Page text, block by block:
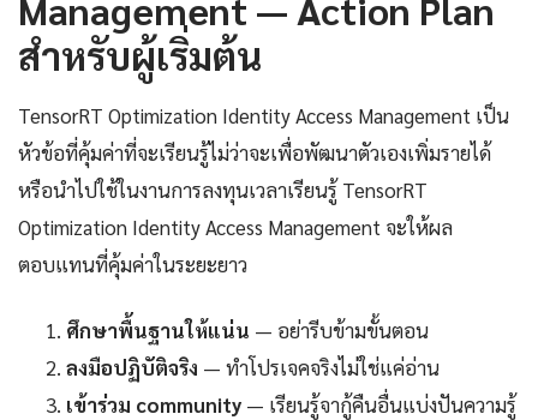
สำหรับผู้เริ่มต้น
TensorRT Optimization Identity Access Management เป็น
หัวข้อที่คุ้มค่าที่จะเรียนรู้ไม่ว่าจะเพื่อพัฒนาตัวเองเพิ่มรายได้
หรือนำไปใช้ในงานการลงทุนเวลาเรียนรู้ TensorRT
Optimization Identity Access Management จะให้ผล
ตอบแทนที่คุ้มค่าในระยะยาว
ศึกษาพื้นฐานให้แน่น — อย่ารีบข้ามขั้นตอน
ลงมือปฏิบัติจริง — ทำโปรเจคจริงไม่ใช่แค่อ่าน
เข้าร่วม community — เรียนรู้จากู้คืนอื่นแบ่งปันความรู้